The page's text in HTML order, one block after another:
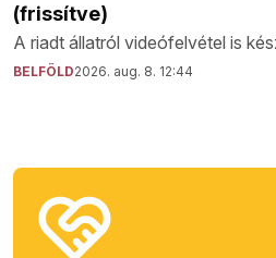
(frissítve)
A riadt állatról videófelvétel is
BELFÖLD2026. aug. 8. 12:44